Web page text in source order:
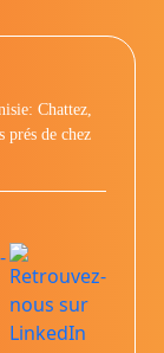
Chattez,
prés de chez